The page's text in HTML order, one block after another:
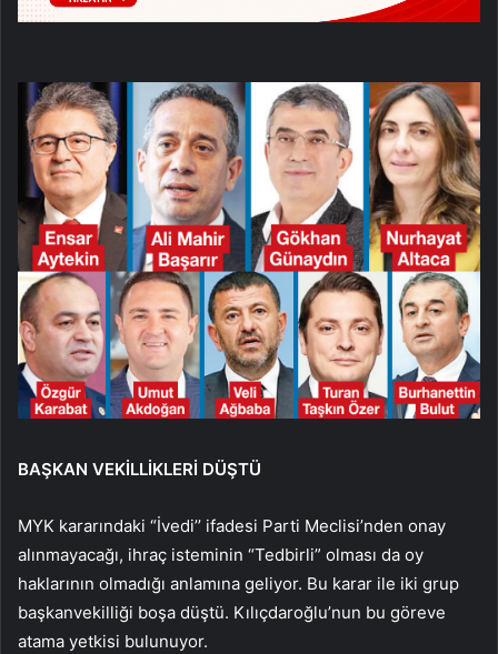
BAŞKAN VEKİLLİKLERİ DÜŞTÜ
MYK kararındaki “İvedi’’ ifadesi Parti Meclisi’nden onay
alınmayacağı, ihraç isteminin “Tedbirli” olması da oy
haklarının olmadığı anlamına geliyor. Bu karar ile iki grup
başkanvekilliği boşa düştü. Kılıçdaroğlu’nun bu göreve
atama yetkisi bulunuyor.